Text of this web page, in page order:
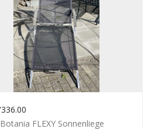
FLEXY Sonnenliege